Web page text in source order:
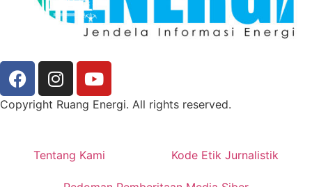
Copyright Ruang Energi. All rights reserved.
Tentang Kami Kode Etik Jurnalistik